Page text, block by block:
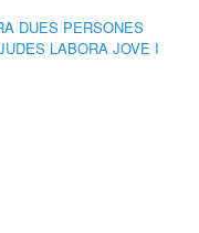
DUES PERSONES
LABORA JOVE I